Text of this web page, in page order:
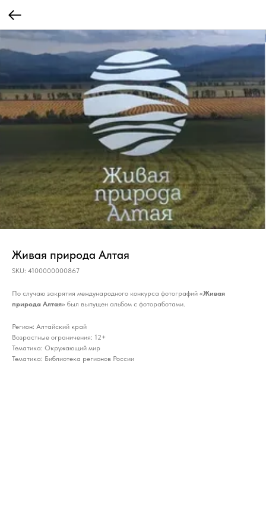
Живая природа Алтая
SKU: 4100000000867
По случаю закрятия международного конкурса фотографий «Живая
природа Алтая» был выпущен альбом с фотоработами.
Регион: Алтайский край
Возрастные ограничения: 12+
Тематика: Окружающий мир
Тематика: Библиотека регионов России